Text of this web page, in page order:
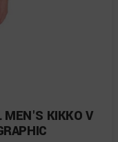
MEN'S KIKKO V